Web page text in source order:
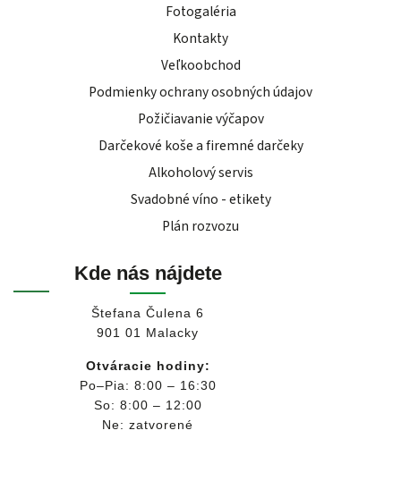
Fotogaléria
Kontakty
Veľkoobchod
Podmienky ochrany osobných údajov
Požičiavanie výčapov
Darčekové koše a firemné darčeky
Alkoholový servis
Svadobné víno - etikety
Plán rozvozu
Kde nás nájdete
Štefana Čulena 6
901 01 Malacky
Otváracie hodiny:
Po–Pia: 8:00 – 16:30
So: 8:00 – 12:00
Ne: zatvorené